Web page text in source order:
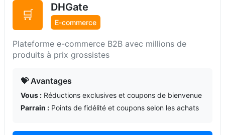
🛒
DHGate
E-commerce
Plateforme e-commerce B2B avec millions de
produits à prix grossistes
💝 Avantages
Vous : Réductions exclusives et coupons de bienvenue
Parrain : Points de fidélité et coupons selon les achats